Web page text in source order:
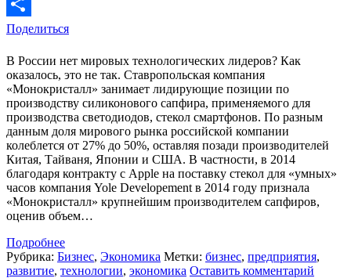
Odnoklassniki
Поделиться
В России нет мировых технологических лидеров? Как
оказалось, это не так. Ставропольская компания
«Монокристалл» занимает лидирующие позиции по
производству силиконового сапфира, применяемого для
производства светодиодов, стекол смартфонов. По разным
данным доля мирового рынка российской компании
колеблется от 27% до 50%, оставляя позади производителей
Китая, Тайваня, Японии и США. В частности, в 2014
благодаря контракту с Apple на поставку стекол для «умных»
часов компания Yole Developement в 2014 году признала
«Монокристалл» крупнейшим производителем сапфиров,
оценив объем…
Подробнее
Рубрика: Бизнес, Экономика Метки: бизнес, предприятия,
развитие, технологии, экономика Оставить комментарий